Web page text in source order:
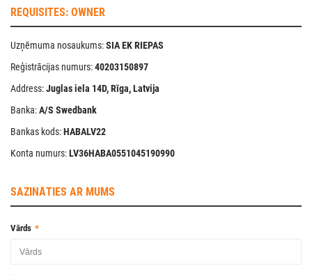
REQUISITES: OWNER
Uzņēmuma nosaukums:SIA EK RIEPAS
Reģistrācijas numurs:40203150897
Address:Juglas iela 14D, Rīga, Latvija
Banka:A/S Swedbank
Bankas kods:HABALV22
Konta numurs:LV36HABA0551045190990
SAZINĀTIES AR MUMS
Vārds